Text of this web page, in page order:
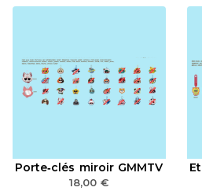
Porte‑clés miroir GMMTV
18,00 €